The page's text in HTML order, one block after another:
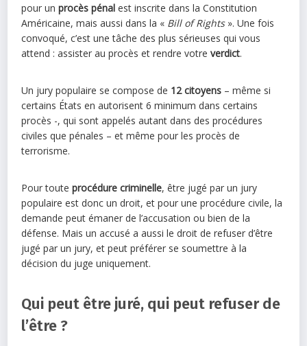
pour unprocès pénal est inscrite dans la Constitution
Américaine, mais aussi dans la « Bill of Rights». Une fois
convoqué, c’est une tâche des plus sérieuses qui vous
attend : assister au procès et rendre votreverdict.
Un jury populaire se compose de 12 citoyens – même si
certains États en autorisent 6 minimum dans certains
procès -, qui sont appelés autant dans des procédures
civiles que pénales – et même pour les procès de
terrorisme.
Pour touteprocédure criminelle, être jugé par un jury
populaire est donc un droit, et pour une procédure civile, la
demande peut émaner de l’accusation ou bien de la
défense. Mais un accusé a aussi le droit de refuser d’être
jugé par un jury, et peut préférer se soumettre à la
décision du juge uniquement.
Qui peut être juré, qui peut refuser de
l’être ?